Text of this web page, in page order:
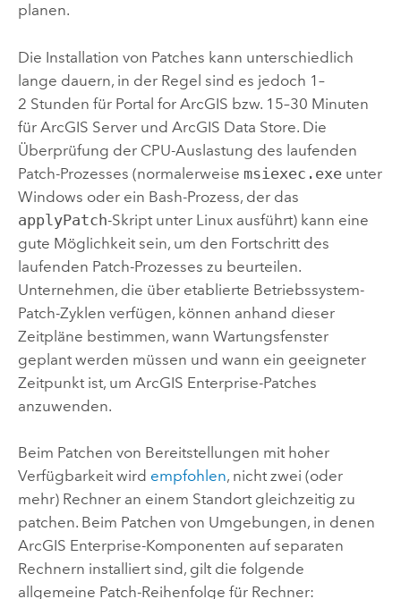
planen.
Die Installation von Patches kann unterschiedlich
lange dauern, in der Regel sind es jedoch 1–
2 Stunden für Portal for ArcGIS bzw. 15–30 Minuten
für ArcGIS Serverund ArcGIS Data Store. Die
Überprüfung der CPU-Auslastung des laufenden
Patch-Prozesses (normalerweise msiexec.exeunter
Windows oder ein Bash-Prozess, der das
applyPatch-Skript unter Linuxausführt) kann eine
gute Möglichkeit sein, um den Fortschritt des
laufenden Patch-Prozesses zu beurteilen.
Unternehmen, die über etablierte Betriebssystem-
Patch-Zyklen verfügen, können anhand dieser
Zeitpläne bestimmen, wann Wartungsfenster
geplant werden müssen und wann ein geeigneter
Zeitpunkt ist, um ArcGIS Enterprise-Patches
anzuwenden.
Beim Patchen von Bereitstellungen mit hoher
Verfügbarkeit wird empfohlen, nicht zwei (oder
mehr) Rechner an einem Standort gleichzeitig zu
patchen. Beim Patchen von Umgebungen, in denen
ArcGIS Enterprise-Komponenten auf separaten
Rechnern installiert sind, gilt die folgende
allgemeine Patch-Reihenfolge für Rechner: